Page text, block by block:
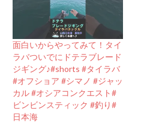
面白いからやってみて！タイ
ラバついでにドテラブレード
ジギング♪#shorts #タイラバ
#オフショア #シマノ #ジャッ
カル #オシアコンクエスト#
ビンビンスティック #釣り#
日本海